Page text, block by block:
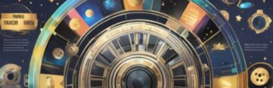
a
g
o